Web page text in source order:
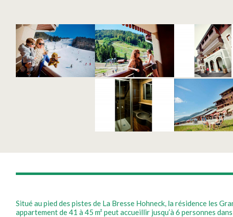
Situé au pied des pistes de La Bresse Hohneck, la résidence les
appartement de 41 à 45 m² peut accueillir jusqu’à 6 personnes